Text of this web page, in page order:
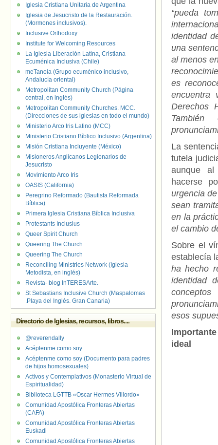
“pueda
identidad
una
al menos
es
encuentra
Derechos
La
tutela
aunque al
hacerse
urgencia
sean
en la
el cambio
Sobre el
establecía
ha hecho
identidad
esos
ideal
Iglesia Cristiana Unitaria de Argentina
Iglesia de Jesucristo de la Restauración.
(Mormones inclusivos).
Inclusive Orthodoxy
Institute for Welcoming Resources
La Iglesia Liberación Latina, Cristiana
Ecuménica Inclusiva (Chile)
meTanoia (Grupo ecuménico inclusivo,
Andalucía oriental)
Metropolitan Community Church (Página
central, en inglés)
Metropolitan Community Churches. MCC.
(Direcciones de sus iglesias en todo el mundo)
Ministerio Arco Iris Latino (MCC)
Ministerio Cristiano Bíblico Inclusivo (Argentina)
Misión Cristiana Incluyente (México)
Misioneros Anglicanos Legionarios de
Jesucristo
Movimiento Arco Iris
OASIS (California)
Peregrino Reformado (Bautista Reformada
Bíblica)
Primera Iglesia Cristiana Bíblica Inclusiva
Protestants Inclusius
Queer Spirit Church
Queering The Church
Queering The Church
Reconciling Ministries Network (Iglesia
Metodista, en inglés)
Revista- blog InTERESArte.
St Sebastians Inclusive Church (Maspalomas
.Playa del Inglés. Gran Canaria)
Directorio de Iglesias, recursos, libros....
@reverendally
Acéptenme como soy
Acéptenme como soy (Documento para padres
de hijos homosexuales)
Activos y Contemplativos (Monasterio Virtual de
Espiritualidad)
Biblioteca LGTTB «Oscar Hermes Villordo»
Comunidad Apostólica Fronteras Abiertas
(CAFA)
Comunidad Apostólica Fronteras Abiertas
Euskadi
Comunidad Apostólica Fronteras Abiertas